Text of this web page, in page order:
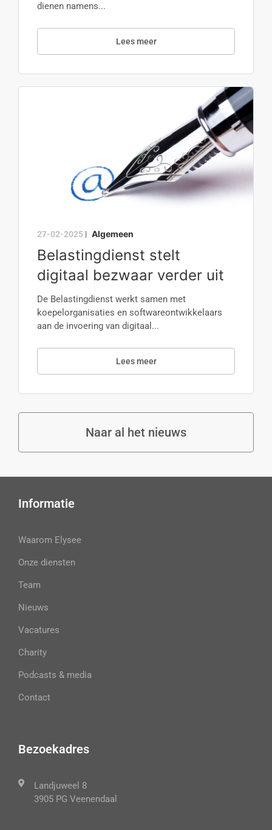
dienen namens...
Lees meer
27-02-2025 | Algemeen
Belastingdienst stelt
digitaal bezwaar verder uit
De Belastingdienst werkt samen met
koepelorganisaties en softwareontwikkelaars
aan de invoering van digitaal...
Lees meer
Naar al het nieuws
Informatie
Waarom Elysee
Onze diensten
Team
Nieuws
Vacatures
Charity
Podcasts & media
Contact
Bezoekadres
Landjuweel 8
3905 PG Veenendaal